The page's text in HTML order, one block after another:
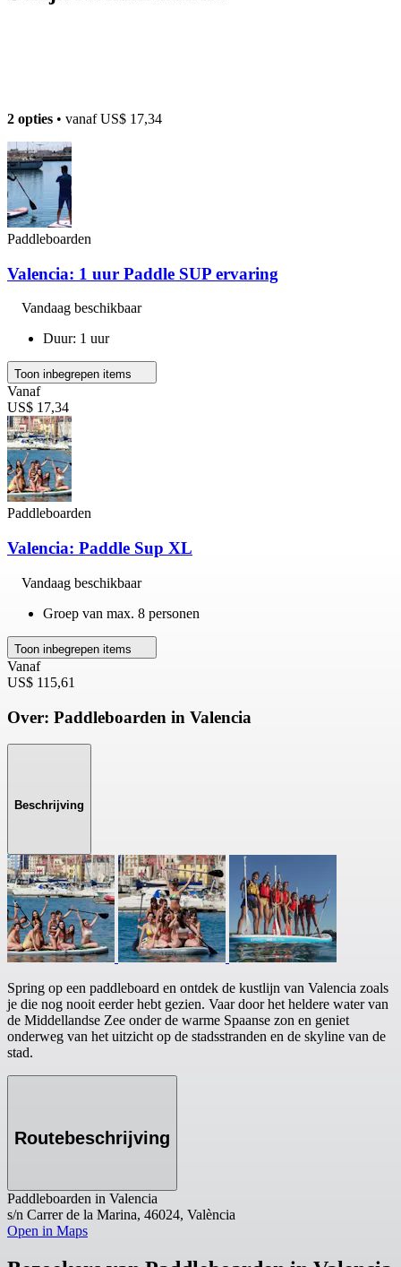
2 opties • vanafUS$ 17,34
Paddleboarden
Valencia: 1 uur Paddle SUP ervaring
Vandaag beschikbaar
Duur: 1 uur
Toon inbegrepen items
Vanaf
US$ 17,34
Paddleboarden
Valencia: Paddle Sup XL
Vandaag beschikbaar
Groep van max. 8 personen
Toon inbegrepen items
Vanaf
US$ 115,61
Over: Paddleboarden in Valencia
Beschrijving
Spring op een paddleboard en ontdek de kustlijn van Valencia zoals
je die nog nooit eerder hebt gezien. Vaar door het heldere water van
de Middellandse Zee onder de warme Spaanse zon en geniet
onderweg van het uitzicht op de stadsstranden en de skyline van de
stad.
Routebeschrijving
Paddleboarden in Valencia
s/n Carrer de la Marina, 46024, València
Open in Maps